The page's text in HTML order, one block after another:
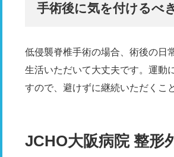
手術後に気を付けるべ
低侵襲脊椎手術の場合、術後の日
生活いただいて大丈夫です。運動
すので、避けずに継続いただくこ
JCHO大阪病院 整形